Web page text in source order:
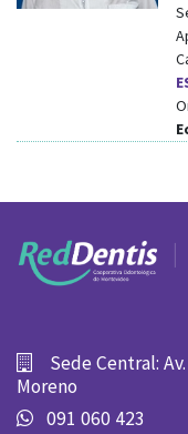
Sede Central:
Moreno
091 060 423